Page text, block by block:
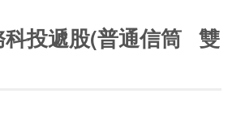
科投遞股(普通信筒 雙